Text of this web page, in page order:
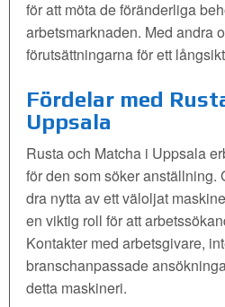
för att möta de föränderliga
arbetsmarknaden. Med andra
förutsättningarna för ett
Fördelar med
Uppsala
Rusta och Matcha i Uppsala
för den som söker anställning.
dra nytta av ett väloljat
en viktig roll för att
Kontakter med arbetsgivare,
branschanpassade
detta maskineri.